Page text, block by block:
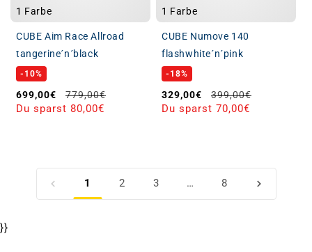
1 Farbe
CUBE Aim Race Allroad
tangerine´n´black
-10%
Verkaufspreis
699,00€ Normaler Preis
779,00€
Du sparst 80,00€
1 Farbe
CUBE Numove 140
flashwhite´n´pink
-18%
Verkaufspreis
329,00€ Normaler Preis
399,00€
Du sparst 70,00€
1 2 3 … 8
}}